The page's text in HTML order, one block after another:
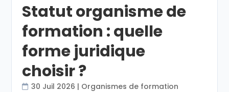
Statut organisme de
formation : quelle
forme juridique
choisir ?
30 Juil 2026 | Organismes de formation